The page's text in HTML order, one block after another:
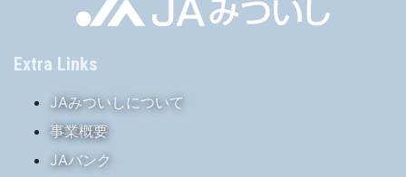
Extra Links
JAみついしについて
事業概要
JAバンク